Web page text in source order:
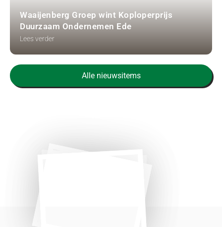
Waaijenberg Groep wint Koploperprijs
Duurzaam Ondernemen Ede
Lees verder